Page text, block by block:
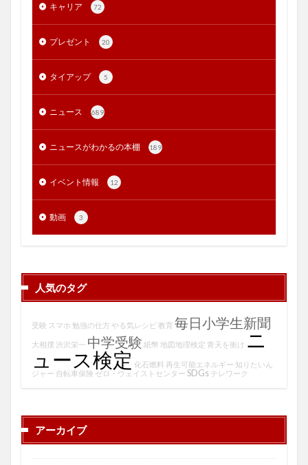
キャリア 72
プレゼント 20
タイアップ 5
ニュース 689
ニュースがわかるの本棚 189
イベント情報 12
動画 3
人気のタグ
受験 スマホ 勉強の仕方 やる気レシピ 教育 毎日小学生新聞
大相撲 渋沢栄一 中学受験 紙幣 地図地理検定 青天を衝け ニ
ュース検定 化石燃料 再生可能エネルギー 知りたいん
ジャー 自転車保険 ゼロ・ウェイストセンター SDGs テレワーク
アーカイブ